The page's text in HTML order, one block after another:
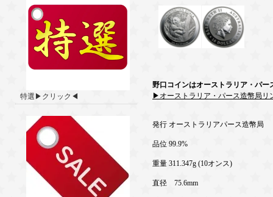
特選▶クリック◀
野口コインはオーストラリア・パー
▶オーストラリア・パース造幣局
発行 オーストラリアパース造幣局
品位 99.9%
重量 311.347g (10オンス)
直径 75.6mm